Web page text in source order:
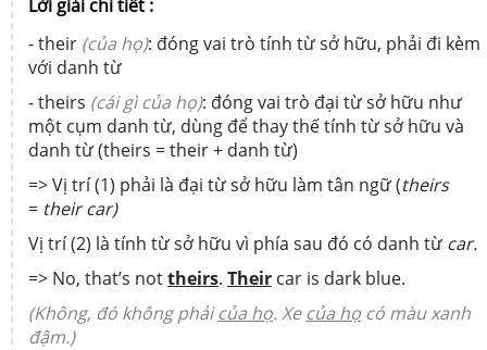
Lời giải chi tiết :
- their (của họ): đóng vai trò tính từ sở hữu, phải đi kèm
với danh từ
- theirs (cái gì của họ): đóng vai trò đại từ sở hữu như
một cụm danh từ, dùng để thay thế tính từ sở hữu và
danh từ (theirs = their + danh từ)
=> Vị trí (1) phải là đại từ sở hữu làm tân ngữ (theirs
= their car)
Vị trí (2) là tính từ sở hữu vì phía sau đó có danh từ car.
=> No, that’s nottheirs. Their car is dark blue.
(Không, đó không phảicủa họ. Xecủa họ có màu xanh
đậm.)